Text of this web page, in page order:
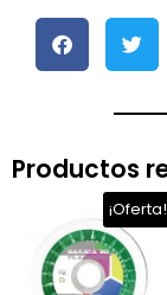
Productos
¡Oferta!
precio
original
era:
$699.00.
El
es: